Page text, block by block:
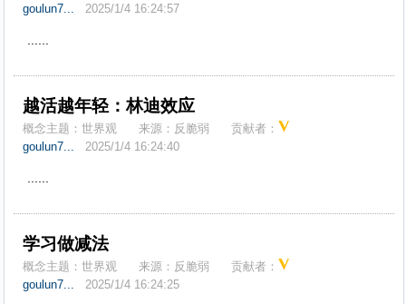
goulun7...
2025/1/4 16:24:57
越活越年轻：林迪效应
概念主题：世界观 来源： 反脆弱
贡献者：
goulun7...
2025/1/4 16:24:40
学习做减法
概念主题：世界观 来源： 反脆弱
贡献者：
goulun7...
2025/1/4 16:24:25